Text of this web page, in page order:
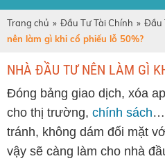
Trang chủ » Đầu Tư Tài Chính » Đầu
nên làm gì khi cổ phiếu lỗ 50%?
NHÀ ĐẦU TƯ NÊN LÀM GÌ
Đóng bảng giao dịch, xóa
cho thị trường, chính sách…
tránh, không dám đối mặt
vậy sẽ càng làm cho nhà